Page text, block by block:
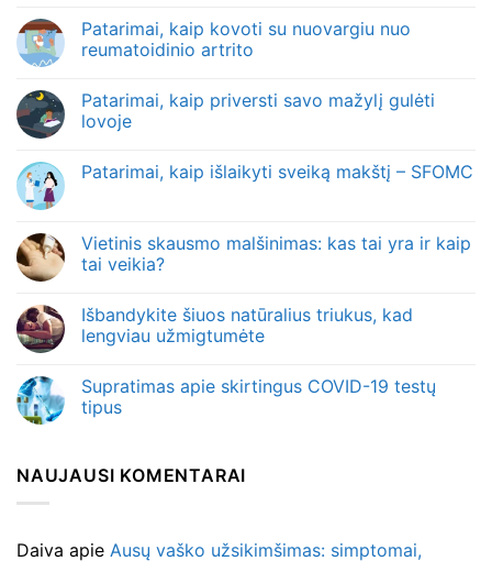
Patarimai, kaip kovoti su nuovargiu nuo
reumatoidinio artrito
Patarimai, kaip priversti savo mažylį gulėti
lovoje
Patarimai, kaip išlaikyti sveiką makštį – SFOMC
Vietinis skausmo malšinimas: kas tai yra ir kaip
tai veikia?
Išbandykite šiuos natūralius triukus, kad
lengviau užmigtumėte
Supratimas apie skirtingus COVID-19 testų
tipus
NAUJAUSI KOMENTARAI
Daiva apie Ausų vaško užsikimšimas: simptomai,